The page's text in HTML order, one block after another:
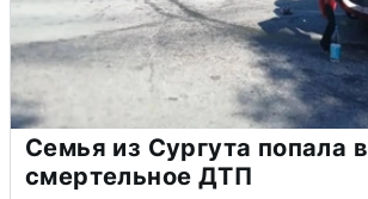
Семья из Сургута попала в
смертельное ДТП